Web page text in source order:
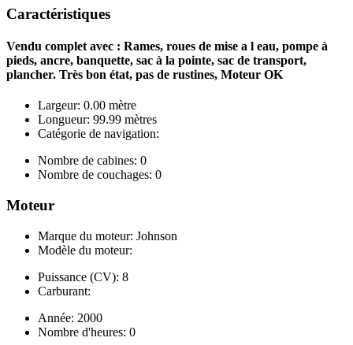
Caractéristiques
Vendu complet avec : Rames, roues de mise a l eau, pompe à
pieds, ancre, banquette, sac à la pointe, sac de transport,
plancher. Très bon état, pas de rustines, Moteur OK
Largeur: 0.00 mètre
Longueur: 99.99 mètres
Catégorie de navigation:
Nombre de cabines: 0
Nombre de couchages: 0
Moteur
Marque du moteur: Johnson
Modèle du moteur:
Puissance (CV): 8
Carburant:
Année: 2000
Nombre d'heures: 0